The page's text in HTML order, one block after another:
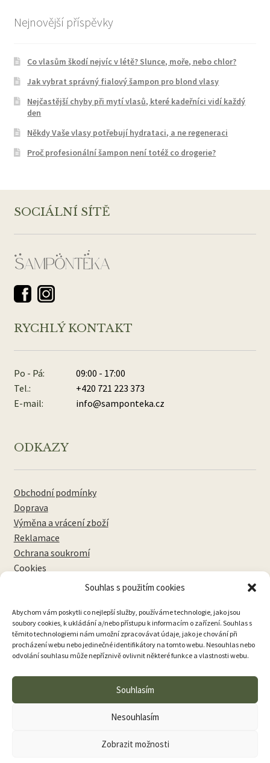
Souhlas s použitím cookies
Abychom vám poskytli co nejlepší služby, používáme technologie, jako jsou
soubory cookies, k ukládání a/nebo přístupu k informacím o zařízení. Souhlas s
těmito technologiemi nám umožní zpracovávat údaje, jako je chování při
procházení webu nebo jedinečné identifikátory na tomto webu. Nesouhlas nebo
odvolání souhlasu může nepříznivě ovlivnit některé funkce a vlastnosti webu.
Souhlasím
Nesouhlasím
Zobrazit možnosti
Nejnovější příspěvky
Co vlasům škodí nejvíc v létě? Slunce, moře, nebo chlor?
Jak vybrat správný fialový šampon pro blond vlasy
Nejčastější chyby při mytí vlasů, které kadeřníci vidí každý
den
Někdy Vaše vlasy potřebují hydrataci, a ne regeneraci
Proč profesionální šampon není totéž co drogerie?
SOCIÁLNÍ SÍTĚ
RYCHLÝ KONTAKT
Po - Pá:
09:00 - 17:00
Tel.:
+420 721 223 373
E-mail:
info@samponteka.cz
ODKAZY
Obchodní podmínky
Doprava
Výměna a vrácení zboží
Reklamace
Ochrana soukromí
Cookies
NEWSLETTERY
Přihlásit k odběru